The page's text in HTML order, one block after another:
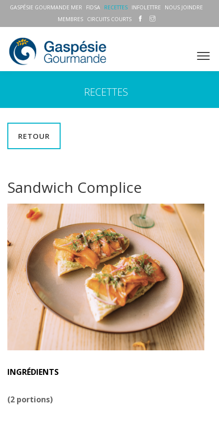
GASPÉSIE GOURMANDE MER FIDSA RECETTES INFOLETTRE
NOUS JOINDRE
MEMBRES
CIRCUITS COURTS
RECETTES
RETOUR
Sandwich Complice
INGRÉDIENTS
(2 portions)